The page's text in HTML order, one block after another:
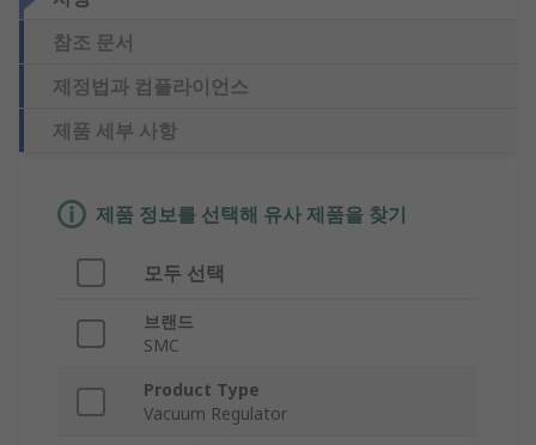
참조 문서
제정법과 컴플라이언스
제품 세부 사항
제품 정보를 선택해 유사 제품을 찾기
모두 선택
브랜드
SMC
Product Type
Vacuum Regulator